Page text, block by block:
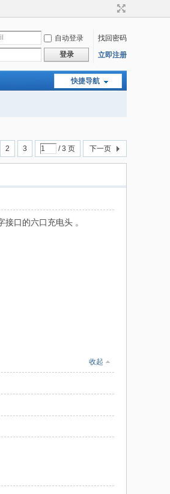
自动登录
找回密码
登录 立即注册
快捷导航
2 3 / 3 页 下一页
口的六口充电头 。
收起